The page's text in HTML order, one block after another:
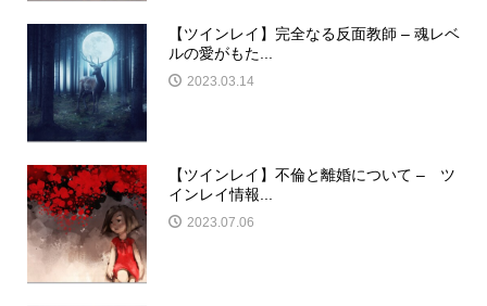
【ツインレイ】完全なる反面教師 – 魂レベ
ルの愛がもた...
2023.03.14
【ツインレイ】不倫と離婚について – ツ
インレイ情報...
2023.07.06